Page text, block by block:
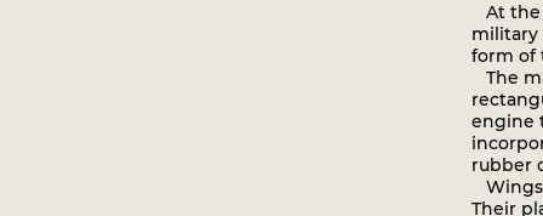
At the
military
form of
The
engine
rubber
Their